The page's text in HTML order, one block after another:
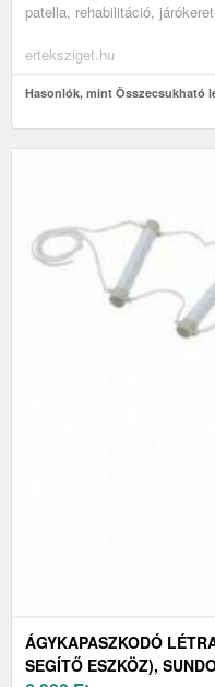
patella, rehabilitáció,
erteksziget.hu
Hasonlók, mint Összecsukható
ÁGYKAPASZKODÓ
SEGÍTŐ ESZKÖZ),